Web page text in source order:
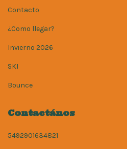
Contacto
¿Como llegar?
Invierno 2026
SKI
Bounce
Contactános
5492901634821